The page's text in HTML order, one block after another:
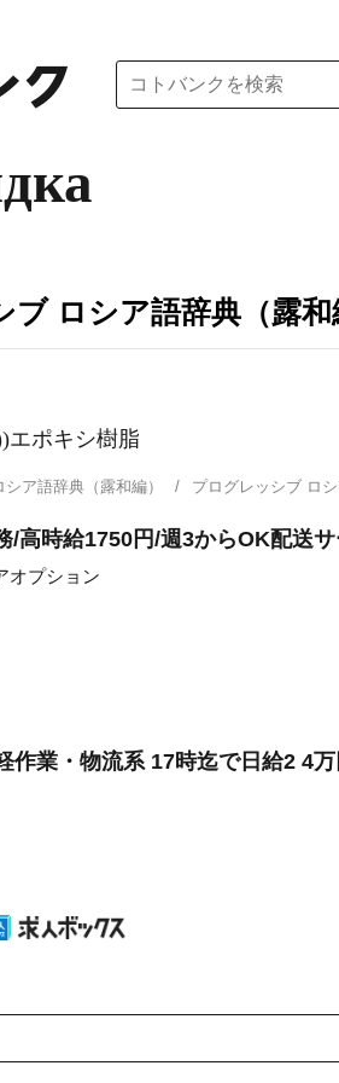
ロシア語辞典（露和
エポキシ樹脂
ア語辞典（露和編） プログレッシブ ロ
/高時給1750円/週3からOK配送
オプション
作業・物流系 17時迄で日給2 4